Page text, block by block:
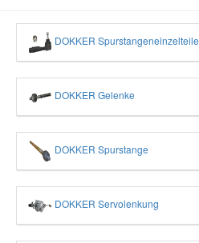
DOKKER Spurstangeneinzelteile
DOKKER Gelenke
DOKKER Spurstange
DOKKER Servolenkung